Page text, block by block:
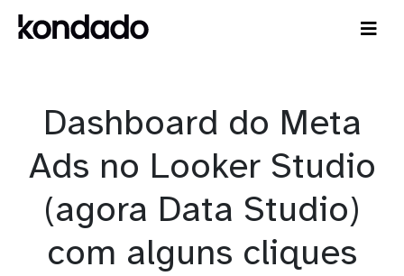
Dashboard do Meta
Ads no Looker Studio
(agora Data Studio)
com alguns cliques